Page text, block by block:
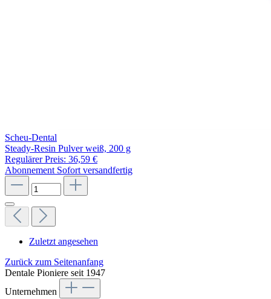
Scheu-Dental
Steady-Resin Pulver weiß, 200 g
Regulärer Preis: 36,59 €
Abonnement Sofort versandfertig
Zuletzt angesehen
Zurück zum Seitenanfang
Dentale Pioniere seit 1947
Unternehmen